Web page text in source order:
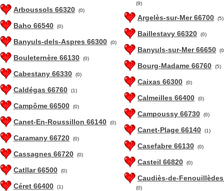
Arboussols 66320 (0)
Baho 66540 (0)
Banyuls-dels-Aspres 66300 (0)
Bouleternère 66130 (0)
Cabestany 66330 (0)
Caldégas 66760 (1)
Campôme 66500 (0)
Canet-En-Roussillon 66140 (0)
Caramany 66720 (0)
Cassagnes 66720 (0)
Catllar 66500 (0)
Céret 66400 (1)
(9)
Argelès-sur-Mer 66700 (5)
Baillestavy 66320 (0)
Banyuls-sur-Mer 66650
Bourg-Madame 66760 (5)
Caixas 66300 (0)
Calmeilles 66400 (0)
Campoussy 66730 (0)
Canet-Plage 66140 (1)
Casefabre 66130 (0)
Casteil 66820 (0)
Caudiès-de-Fenouillèdes
(0)